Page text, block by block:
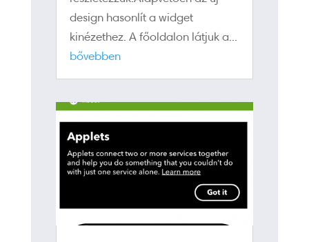
design hasonlít a widget
kinézethez. A főoldalon látjuk a...
bővebben